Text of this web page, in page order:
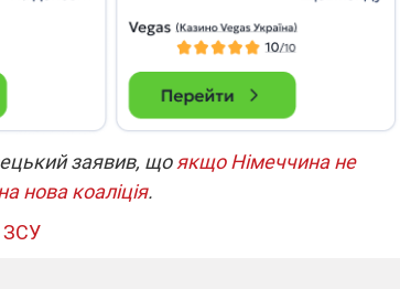
заявив, щоякщо Німеччина не
нова коаліція.
ЗСУ